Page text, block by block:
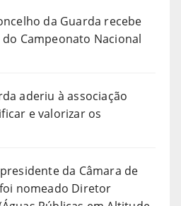
da Guarda recebe
Campeonato Nacional
aderiu à associação
e valorizar os
da Câmara de
nomeado Diretor